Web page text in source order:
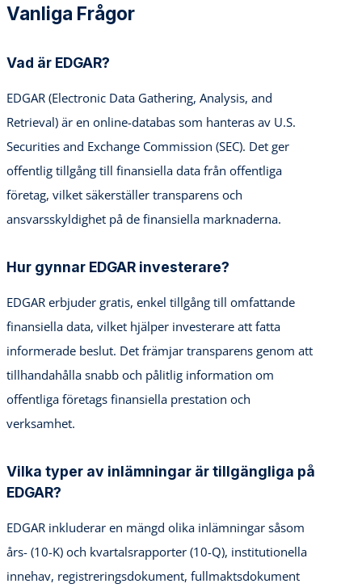
Vanliga Frågor
Vad är EDGAR?
EDGAR (Electronic Data Gathering, Analysis, and
Retrieval) är en online-databas som hanteras av U.S.
Securities and Exchange Commission (SEC). Det ger
offentlig tillgång till finansiella data från offentliga
företag, vilket säkerställer transparens och
ansvarsskyldighet på de finansiella marknaderna.
Hur gynnar EDGAR investerare?
EDGAR erbjuder gratis, enkel tillgång till omfattande
finansiella data, vilket hjälper investerare att fatta
informerade beslut. Det främjar transparens genom att
tillhandahålla snabb och pålitlig information om
offentliga företags finansiella prestation och
verksamhet.
Vilka typer av inlämningar är tillgängliga på
EDGAR?
EDGAR inkluderar en mängd olika inlämningar såsom
års- (10-K) och kvartalsrapporter (10-Q), institutionella
innehav, registreringsdokument, fullmaktsdokument